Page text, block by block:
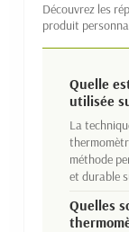
Découvrez les
produit
Quelle
utilisée
La
méthode
et durable
Quelles